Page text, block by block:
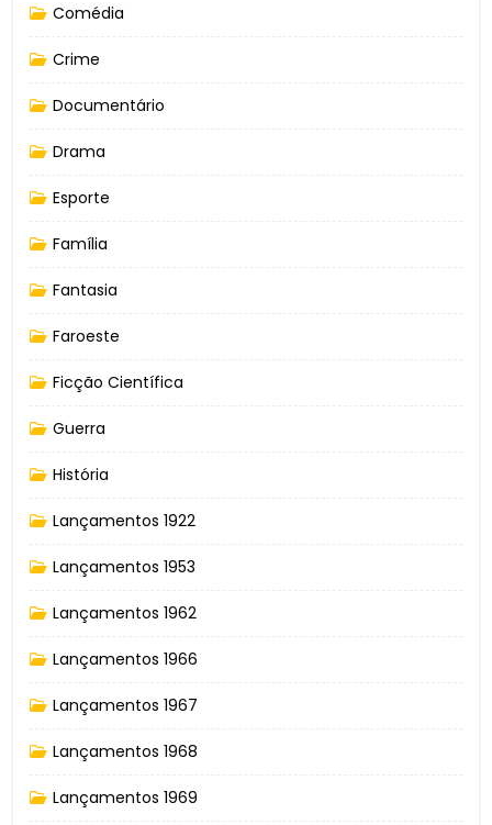
Comédia
Crime
Documentário
Drama
Esporte
Família
Fantasia
Faroeste
Ficção Científica
Guerra
História
Lançamentos 1922
Lançamentos 1953
Lançamentos 1962
Lançamentos 1966
Lançamentos 1967
Lançamentos 1968
Lançamentos 1969